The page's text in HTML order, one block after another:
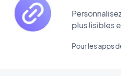
plus lisibles
Pour les apps